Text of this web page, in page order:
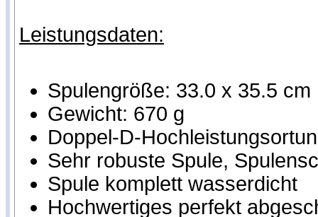
Leistungsdaten:
Spulengröße: 33.0 x 35.5 cm
Gewicht: 670 g
Doppel-D-
Sehr robuste Spule,
Spule komplett wasserdicht
Hochwertiges perfekt